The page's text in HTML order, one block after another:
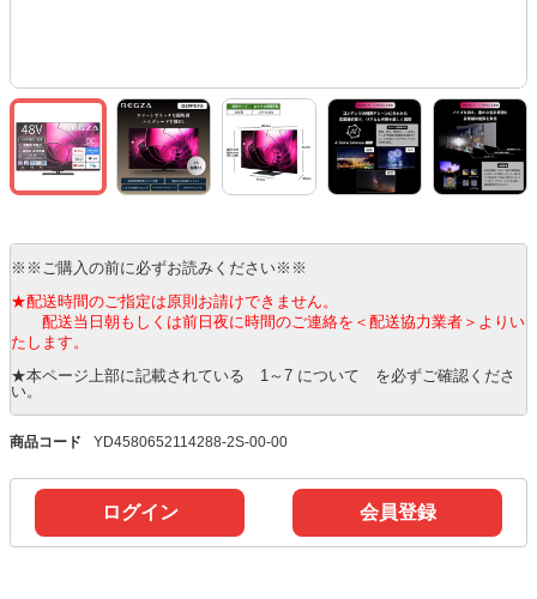
※※ご購入の前に必ずお読みください※※
★配送時間のご指定は原則お請けできません。
配送当日朝もしくは前日夜に時間のご連絡を＜配送協力業者＞よりい
たします。
★本ページ上部に記載されている 1～7 について を必ずご確認くださ
い。
商品コード YD4580652114288-2S-00-00
ログイン 会員登録